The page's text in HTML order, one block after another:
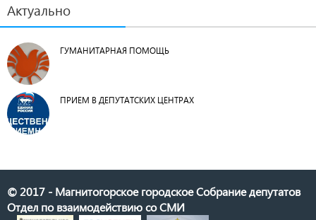
Актуально
ГУМАНИТАРНАЯ ПОМОЩЬ
ПРИЕМ В ДЕПУТАТСКИХ ЦЕНТРАХ
© 2017 - Магнитогорское городское Собрание депутатов
Отдел по взаимодействию со СМИ